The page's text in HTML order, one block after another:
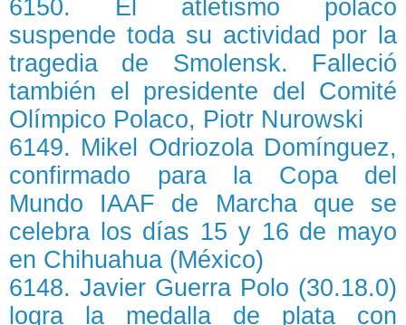
6150. El atletismo polaco
suspende toda su actividad por la
tragedia de Smolensk. Falleció
también el presidente del Comité
Olímpico Polaco, Piotr Nurowski
6149. Mikel Odriozola Domínguez,
confirmado para la Copa del
Mundo IAAF de Marcha que se
celebra los días 15 y 16 de mayo
en Chihuahua (México)
6148. Javier Guerra Polo (30.18.0)
logra la medalla de plata con